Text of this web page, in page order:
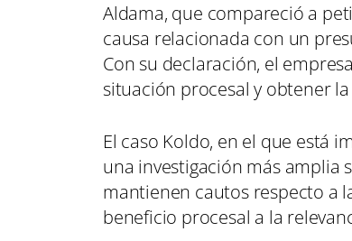
Aldama, que compareció a
causa relacionada con un
Con su declaración, el
situación procesal y obtener
El caso Koldo, en el que está
una investigación más amplia
mantienen cautos respecto a
beneficio procesal a la